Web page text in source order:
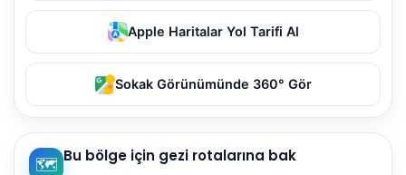
Apple Haritalar Yol Tarifi Al
Sokak Görünümünde 360° Gör
🗺️ Bu bölge için gezi rotalarına bak